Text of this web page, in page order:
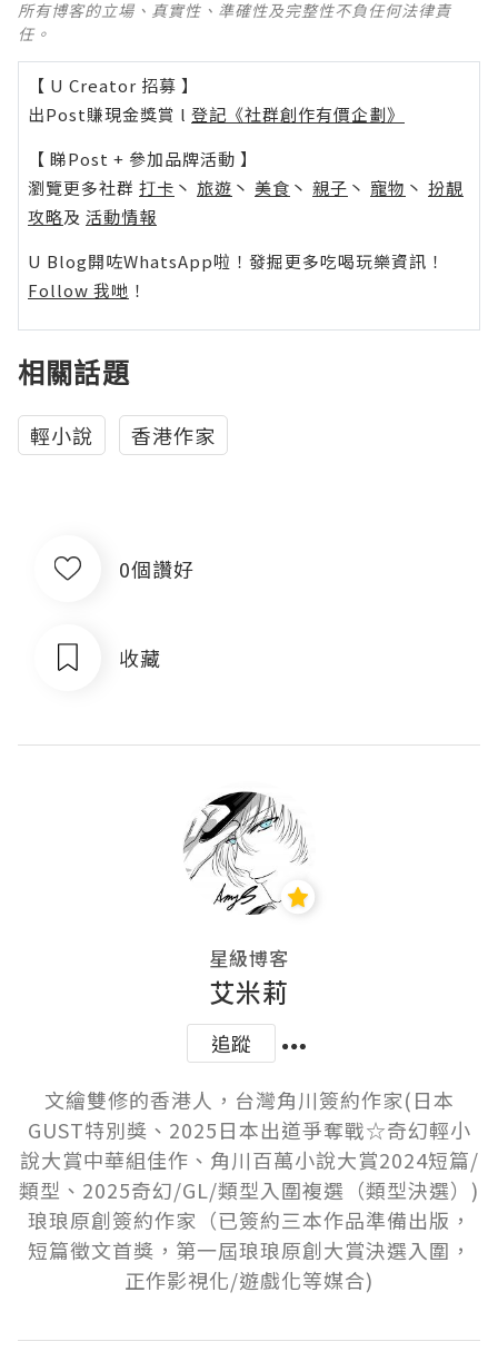
所有博客的立場、真實性、準確性及完整性不負任何法律責
任。
【 U Creator 招募 】
出Post賺現金獎賞 l 登記《社群創作有價企劃》
【 睇Post + 參加品牌活動 】
瀏覽更多社群 打卡 丶 旅遊 丶 美食 丶 親子 丶 寵物 丶 扮靚
攻略及 活動情報
U Blog開咗WhatsApp啦！發掘更多吃喝玩樂資訊！
Follow 我哋 ！
相關話題
輕小說 香港作家
0個讚好
收藏
星級博客
艾米莉
追蹤
文繪雙修的香港人，台灣角川簽約作家(日本
GUST特別獎、2025日本出道爭奪戰☆奇幻輕小
說大賞中華組佳作、角川百萬小說大賞2024短篇/
類型、2025奇幻/GL/類型入圍複選（類型決選）)
琅琅原創簽約作家（已簽約三本作品準備出版，
短篇徵文首獎，第一屆琅琅原創大賞決選入圍，
正作影視化/遊戲化等媒合)